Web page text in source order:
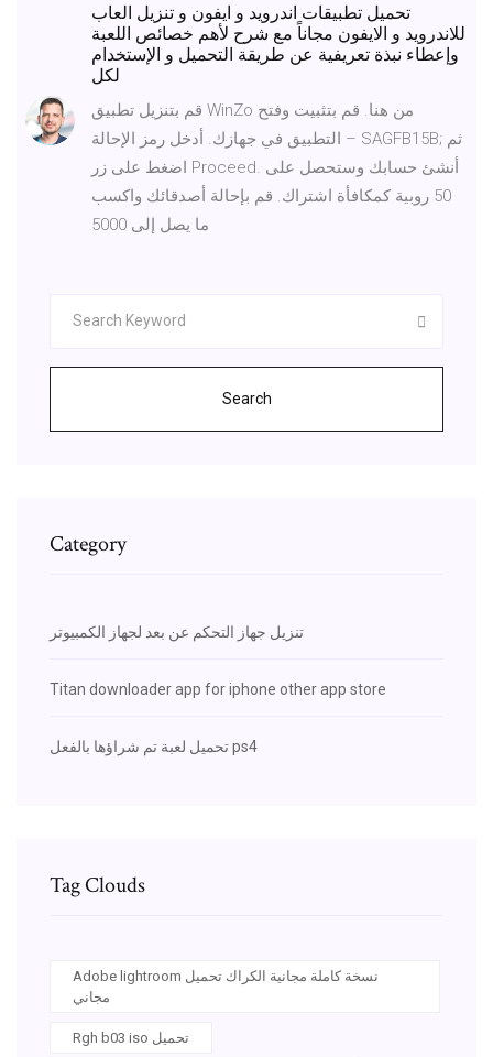
تحميل تطبيقات اندرويد و ايفون و تنزيل العاب
للاندرويد و الايفون مجاناً مع شرح لأهم خصائص اللعبة
وإعطاء نبذة تعريفية عن طريقة التحميل و الإستخدام
قم بتنزيل تطبيق WinZo من هنا. قم بتثبيت وفتح
التطبيق في جهازك. أدخل رمز الإحالة – SAGFB15B; ثم
اضغط على زر Proceed. أنشئ حسابك وستحصل على
50 روبية كمكافأة اشتراك. قم بإحالة أصدقائك واكسب
ما يصل إلى 5000
Search
Category
تنزيل جهاز التحكم عن بعد لجهاز الكمبيوتر
Titan downloader app for iphone other app store
تحميل لعبة تم شراؤها بالفعل ps4
Tag Clouds
Adobe lightroom نسخة كاملة مجانية الكراك تحميل
مجاني
Rgh b03 iso تحميل